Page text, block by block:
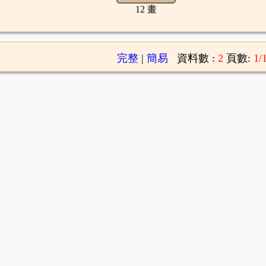
12 畫
完整| 簡易 資料數 : 2 頁數: 1/